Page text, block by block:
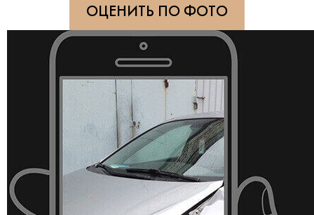
ОЦЕНИТЬ ПО ФОТО